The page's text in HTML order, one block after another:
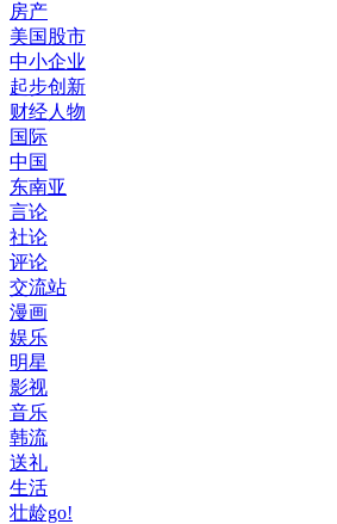
房产
美国股市
中小企业
起步创新
财经人物
国际
中国
东南亚
言论
社论
评论
交流站
漫画
娱乐
明星
影视
音乐
韩流
送礼
生活
壮龄go!